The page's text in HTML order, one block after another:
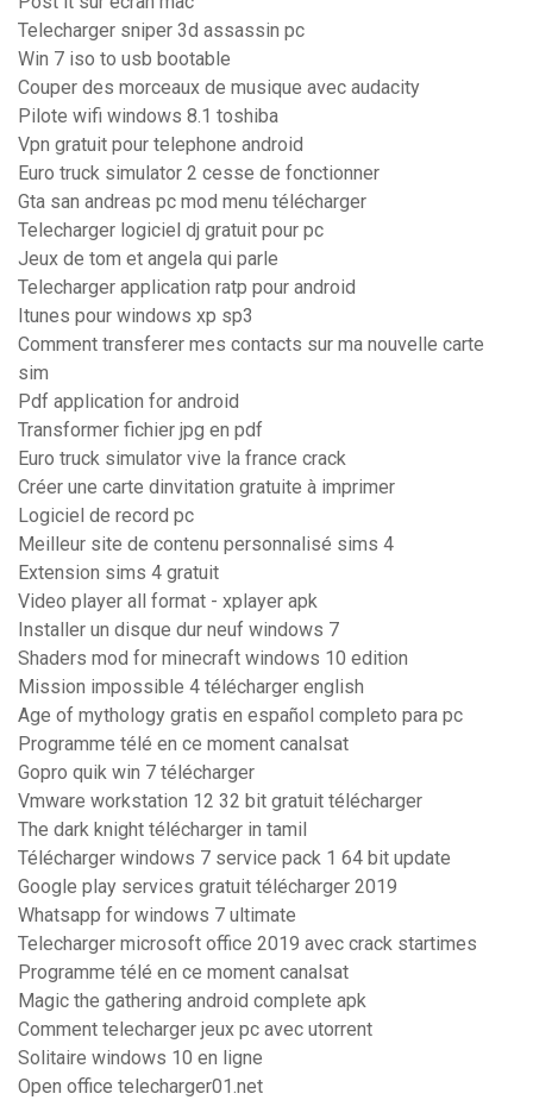
Telecharger sniper 3d assassin pc
Win 7 iso to usb bootable
Couper des morceaux de musique avec audacity
Pilote wifi windows 8.1 toshiba
Vpn gratuit pour telephone android
Euro truck simulator 2 cesse de fonctionner
Gta san andreas pc mod menu télécharger
Telecharger logiciel dj gratuit pour pc
Jeux de tom et angela qui parle
Telecharger application ratp pour android
Itunes pour windows xp sp3
Comment transferer mes contacts sur ma nouvelle carte
sim
Pdf application for android
Transformer fichier jpg en pdf
Euro truck simulator vive la france crack
Créer une carte dinvitation gratuite à imprimer
Logiciel de record pc
Meilleur site de contenu personnalisé sims 4
Extension sims 4 gratuit
Video player all format - xplayer apk
Installer un disque dur neuf windows 7
Shaders mod for minecraft windows 10 edition
Mission impossible 4 télécharger english
Age of mythology gratis en español completo para pc
Programme télé en ce moment canalsat
Gopro quik win 7 télécharger
Vmware workstation 12 32 bit gratuit télécharger
The dark knight télécharger in tamil
Télécharger windows 7 service pack 1 64 bit update
Google play services gratuit télécharger 2019
Whatsapp for windows 7 ultimate
Telecharger microsoft office 2019 avec crack startimes
Programme télé en ce moment canalsat
Magic the gathering android complete apk
Comment telecharger jeux pc avec utorrent
Solitaire windows 10 en ligne
Open office telecharger01.net